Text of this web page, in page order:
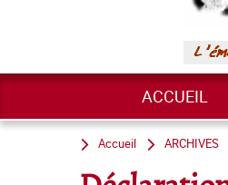
ACCUEIL
Accueil ARCHIVES